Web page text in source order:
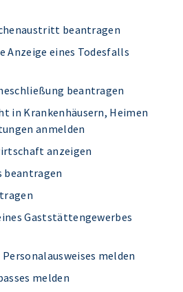
beantragen
Anzeige eines Todesfalls
beantragen
in Krankenhäusern, Heimen
anmelden
anzeigen
beantragen
Gaststättengewerbes
melden
melden